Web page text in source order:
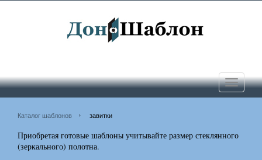
Toggle
Каталог шаблонов завитки
Приобретая готовые шаблоны учитывайте размер стеклянного
(зеркального) полотна.